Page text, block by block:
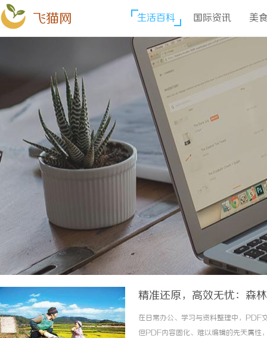
飞猫网 生活百科 国际资讯 美
精准还原，高效无忧：森
在日常办公、学习与资料整理中，PDF
但PDF内容固化、难以编辑的先天属性